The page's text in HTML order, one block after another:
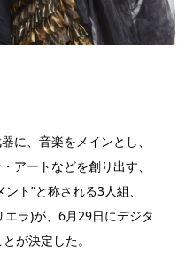
に、音楽をメインとし、
アートなどを創り出す、
ト”と称される3人組、
エラ)が、6月29日にデジタ
が決定した。